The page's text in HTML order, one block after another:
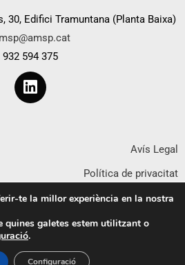
30, Edifici Tramuntana (Planta Baixa)
932 594 375
Avís Legal
Política de privacitat
Política de cookies
Declaració d’accessibilitat
te la millor experiència en la nostra
quines galetes estem utilitzant o
.
Configuració